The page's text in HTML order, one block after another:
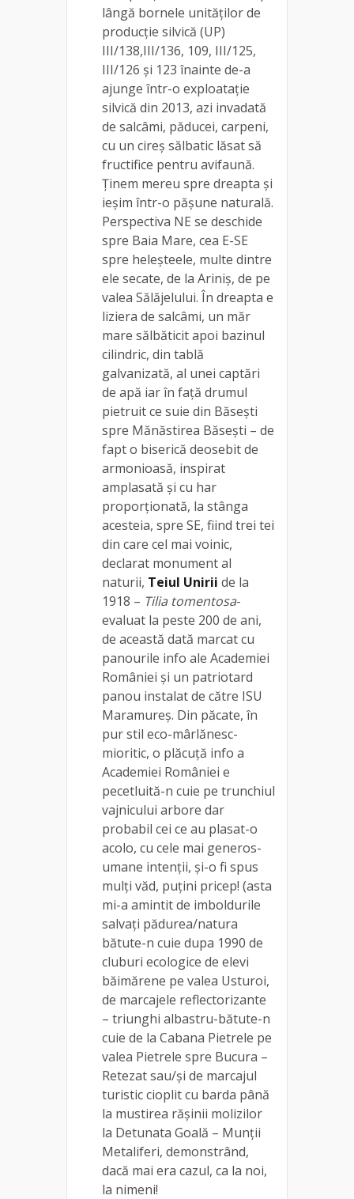
lângă bornele unităților de
producție silvică (UP)
III/138,III/136, 109, III/125,
III/126 și 123 înainte de-a
ajunge într-o exploatație
silvică din 2013, azi invadată
de salcâmi, păducei, carpeni,
cu un cireș sălbatic lăsat să
fructifice pentru avifaună.
Ținem mereu spre dreapta și
ieșim într-o pășune naturală.
Perspectiva NE se deschide
spre Baia Mare, cea E-SE
spre heleșteele, multe dintre
ele secate, de la Ariniș, de pe
valea Sălăjelului. În dreapta e
liziera de salcâmi, un măr
mare sălbăticit apoi bazinul
cilindric, din tablă
galvanizată, al unei captări
de apă iar în față drumul
pietruit ce suie din Băsești
spre Mănăstirea Băsești – de
fapt o biserică deosebit de
armonioasă, inspirat
amplasată și cu har
proporționată, la stânga
acesteia, spre SE, fiind trei tei
din care cel mai voinic,
declarat monument al
naturii, Teiul Unirii de la
1918 – Tilia tomentosa-
evaluat la peste 200 de ani,
de această dată marcat cu
panourile info ale Academiei
României și un patriotard
panou instalat de către ISU
Maramureș. Din păcate, în
pur stil eco-mârlănesc-
mioritic, o plăcuță info a
Academiei României e
pecetluită-n cuie pe trunchiul
vajnicului arbore dar
probabil cei ce au plasat-o
acolo, cu cele mai generos-
umane intenții, și-o fi spus
mulți văd, puțini pricep! (asta
mi-a amintit de imboldurile
salvați pădurea/natura
bătute-n cuie dupa 1990 de
cluburi ecologice de elevi
băimărene pe valea Usturoi,
de marcajele reflectorizante
– triunghi albastru-bătute-n
cuie de la Cabana Pietrele pe
valea Pietrele spre Bucura –
Retezat sau/și de marcajul
turistic cioplit cu barda până
la mustirea rășinii molizilor
la Detunata Goală – Munții
Metaliferi, demonstrând,
dacă mai era cazul, ca la noi,
la nimeni!